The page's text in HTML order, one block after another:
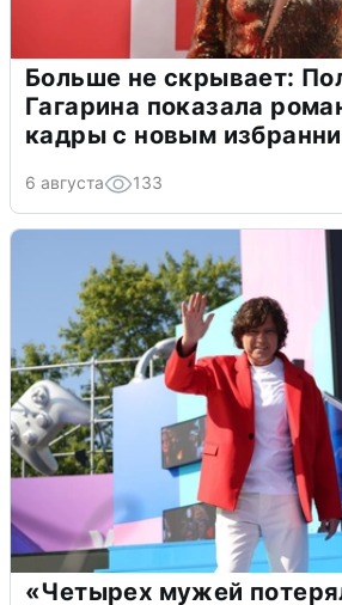
Больше не скрывает:
Гагарина показала
кадры с новым
6 августа 133
«Четырех мужей